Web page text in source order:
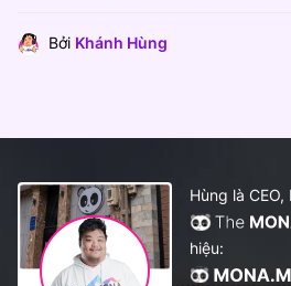
Bởi Khánh Hùng
Hùng là CEO,
hiệu: